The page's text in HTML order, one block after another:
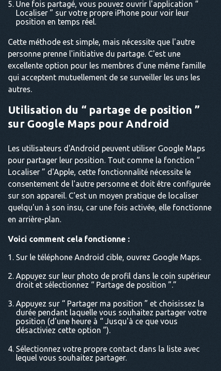
Une fois partagé, vous pouvez ouvrir l'application “
Localiser ” sur votre propre iPhone pour voir leur
position en temps réel.
Cette méthode est simple, mais nécessite que l'autre
personne prenne l'initiative du partage. C'est une
excellente option pour les membres d'une même famille
qui acceptent mutuellement de se surveiller les uns les
autres.
Utilisation du “ partage de position ”
sur Google Maps pour Android
Les utilisateurs d'Android peuvent utiliser Google Maps
pour partager leur position. Tout comme la fonction “
Localiser ” d'Apple, cette fonctionnalité nécessite le
consentement de l'autre personne et doit être configurée
sur son appareil. C'est un moyen pratique de localiser
quelqu'un à son insu, car une fois activée, elle fonctionne
en arrière-plan.
Voici comment cela fonctionne :
Sur le téléphone Android cible, ouvrez Google Maps.
Appuyez sur leur photo de profil dans le coin supérieur
droit et sélectionnez “ Partage de position ”.”
Appuyez sur “ Partager ma position ” et choisissez la
durée pendant laquelle vous souhaitez partager votre
position (d'une heure à “ Jusqu'à ce que vous
désactiviez cette option ”).
Sélectionnez votre propre contact dans la liste avec
lequel vous souhaitez partager.